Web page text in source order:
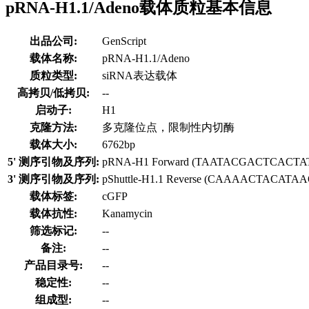
pRNA-H1.1/Adeno载体质粒基本信息
出品公司:
GenScript
载体名称:
pRNA-H1.1/Adeno
质粒类型:
siRNA表达载体
高拷贝/低拷贝:
--
启动子:
H1
克隆方法:
多克隆位点，限制性内切酶
载体大小:
6762bp
5' 测序引物及序列: pRNA-H1 Forward
3' 测序引物及序列: pShuttle-H1.1 Reverse
载体标签:
cGFP
载体抗性:
Kanamycin
筛选标记:
--
备注:
--
产品目录号:
--
稳定性:
--
组成型:
--